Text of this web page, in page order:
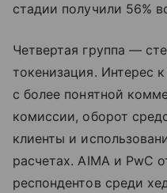
стадии получили 56%
Четвертая группа —
токенизация. Интерес
с более понятной
комиссии, оборот
клиенты и
расчетах. AIMA и PwC
респондентов среди